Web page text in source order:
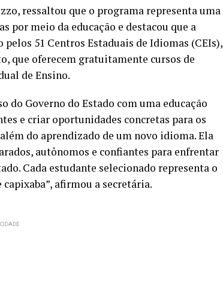
ressaltou que o programa representa uma
meio da educação e destacou que a
51 Centros Estaduais de Idiomas (CEIs),
que oferecem gratuitamente cursos de
de Ensino.
do Governo do Estado com uma educação
e criar oportunidades concretas para os
do aprendizado de um novo idioma. Ela
autônomos e confiantes para enfrentar
Cada estudante selecionado representa o
afirmou a secretária.